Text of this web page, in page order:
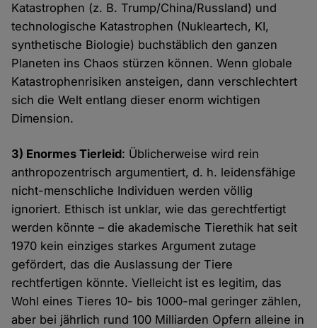
Katastrophen (z. B. Trump/China/Russland) und
technologische Katastrophen (Nukleartech, KI,
synthetische Biologie) buchstäblich den ganzen
Planeten ins Chaos stürzen können. Wenn globale
Katastrophenrisiken ansteigen, dann verschlechtert
sich die Welt entlang dieser enorm wichtigen
Dimension.
3) Enormes Tierleid: Üblicherweise wird rein
anthropozentrisch argumentiert, d. h. leidensfähige
nicht-menschliche Individuen werden völlig
ignoriert. Ethisch ist unklar, wie das gerechtfertigt
werden könnte – die akademische Tierethik hat seit
1970 kein einziges starkes Argument zutage
gefördert, das die Auslassung der Tiere
rechtfertigen könnte. Vielleicht ist es legitim, das
Wohl eines Tieres 10- bis 1000-mal geringer zählen,
aber bei jährlich rund 100 Milliarden Opfern alleine in